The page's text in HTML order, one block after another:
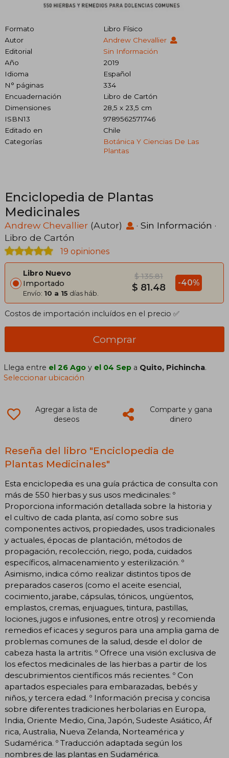
Formato
Libro Físico
Autor
Andrew Chevallier
Editorial
Sin Información
Año
2019
Idioma
Español
N° páginas
334
Encuadernación
Libro de Cartón
Dimensiones
28,5 x 23,5 cm
ISBN13
9789562571746
Editado en
Chile
Categorías
Botánica Y Ciencias De Las
Plantas
Enciclopedia de Plantas
Medicinales
Andrew Chevallier (Autor) · Sin Información ·
Libro de Cartón
19 opiniones
Libro Nuevo
Importado
Envío: 10 a 15 días háb.
$ 135.81
$ 81.48 -40%
Costos de importación incluídos en el precio ✅
Comprar
Llega entre el 26 Ago y el 04 Sep a Quito, Pichincha.
Seleccionar ubicación
Agregar a lista de
deseos
Comparte y gana
dinero
Reseña del libro "Enciclopedia de
Plantas Medicinales"
Esta enciclopedia es una guía práctica de consulta con
más de 550 hierbas y sus usos medicinales: º
Proporciona información detallada sobre la historia y
el cultivo de cada planta, así como sobre sus
componentes activos, propiedades, usos tradicionales
y actuales, épocas de plantación, métodos de
propagación, recolección, riego, poda, cuidados
específicos, almacenamiento y esterilización. º
Asimismo, indica cómo realizar distintos tipos de
preparados caseros (como el aceite esencial,
cocimiento, jarabe, cápsulas, tónicos, ungüentos,
emplastos, cremas, enjuagues, tintura, pastillas,
lociones, jugos e infusiones, entre otros) y recomienda
remedios ef icaces y seguros para una amplia gama de
problemas comunes de la salud, desde el dolor de
cabeza hasta la artritis. º Ofrece una visión exclusiva de
los efectos medicinales de las hierbas a partir de los
descubrimientos científicos más recientes. º Con
apartados especiales para embarazadas, bebés y
niños, y tercera edad. º Información precisa y concisa
sobre diferentes tradiciones herbolarias en Europa,
India, Oriente Medio, Cina, Japón, Sudeste Asiático, Áf
rica, Australia, Nueva Zelanda, Norteamérica y
Sudamérica. º Traducción adaptada según los
nombres de las plantas en Sudamérica.